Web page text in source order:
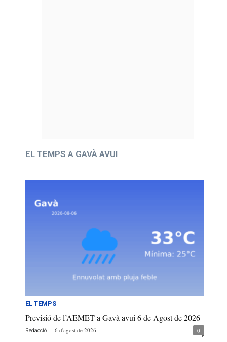
EL TEMPS A GAVÀ AVUI
EL TEMPS
Previsió de l’AEMET a Gavà avui 6 de Agost de 2026
Redacció - 6 d'agost de 2026 0